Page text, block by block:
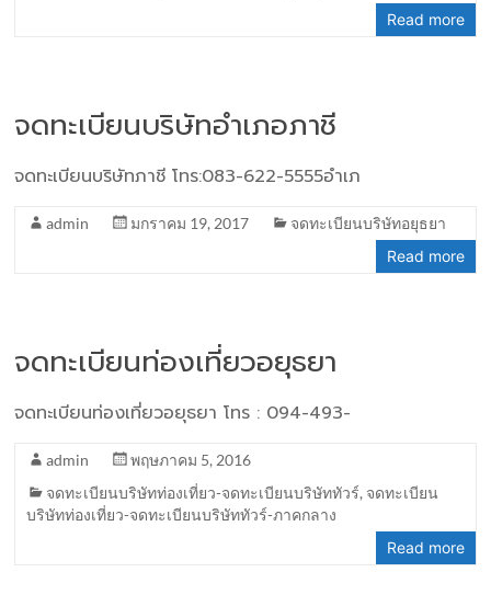
Read more
จดทะเบียนบริษัทอำเภอภาชี
จดทะเบียนบริษัทภาชี โทร:083-622-5555อำเภ
admin มกราคม 19, 2017
จดทะเบียนบริษัทอยุธยา
Read more
จดทะเบียนท่องเที่ยวอยุธยา
จดทะเบียนท่องเที่ยวอยุธยา โทร : 094-493-
admin
พฤษภาคม 5, 2016
จดทะเบียนบริษัทท่องเที่ยว-จดทะเบียนบริษัททัวร์, จดทะเบียน
บริษัทท่องเที่ยว-จดทะเบียนบริษัททัวร์-ภาคกลาง
Read more